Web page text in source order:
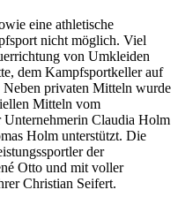
eine athletische
nicht möglich. Viel
von Umkleiden
dem Kampfsportkeller auf
privaten Mitteln wurde
Mitteln vom
Claudia Holm
Holm unterstützt. Die
der
Otto und mit voller
Christian Seifert.